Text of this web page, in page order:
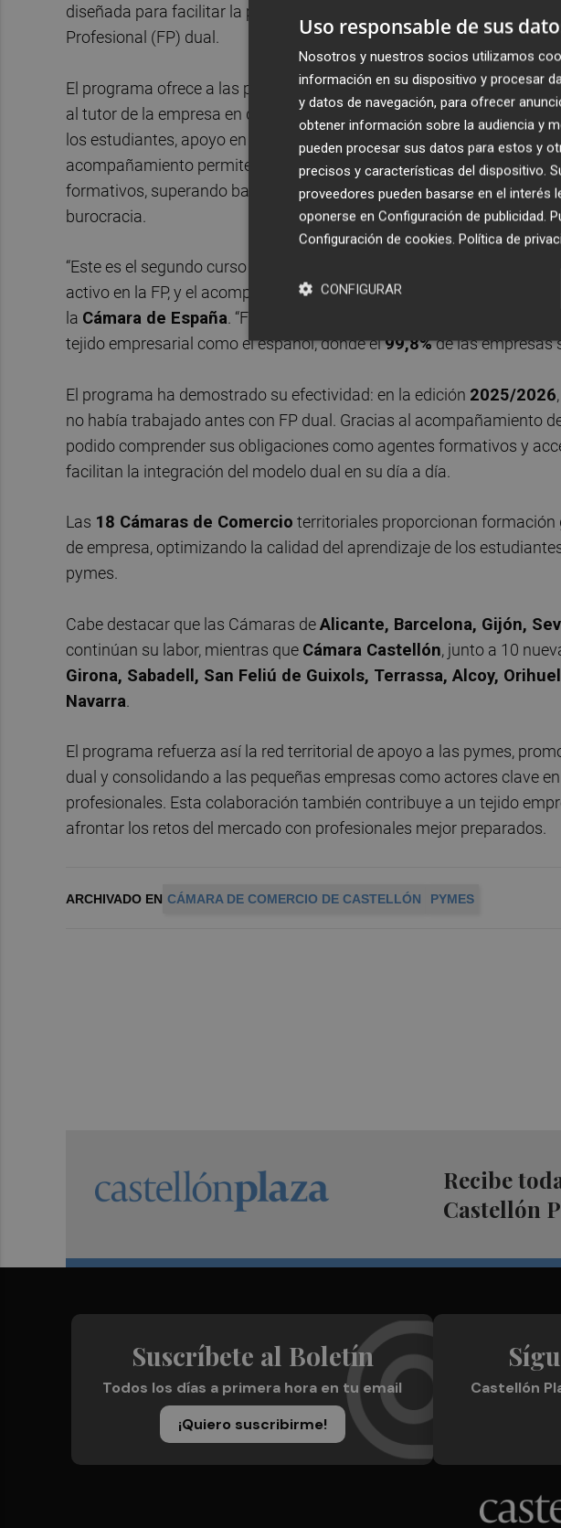
diseñada para facilitar la participación de pequeñas empresas en el
Profesional (FP) dual.
El programa ofrece a las pymes la figura deltutor externo , un
al tutor de la empresa en diversas tareas: coordinación con el centro
los estudiantes, apoyo en la planificación del aprendizaje y
acompañamiento permite a las pequeñas empresas asumir con
formativos, superando barreras históricas como la falta de personal,
burocracia.
“Este es el segundo curso escolar en el que las pymes y
activo en la FP, y el acompañamiento a los tutores es fundamental”,
la Cámara de España. “Facilitar esta transición es clave para el
tejido empresarial como el español, donde el99,8%de las empresas
El programa ha demostrado su efectividad: en la edición 2025/2026
no había trabajado antes con FP dual. Gracias al acompañamiento
podido comprender sus obligaciones como agentes formativos y
facilitan la integración del modelo dual en su día a día.
Las 18 Cámaras de Comercio territoriales proporcionan
de empresa, optimizando la calidad del aprendizaje de los
pymes.
Cabe destacar que las Cámaras deAlicante, Barcelona, Gijón,
continúan su labor, mientras que Cámara Castellón, junto a 10
Girona, Sabadell, San Feliú de Guixols, Terrassa, Alcoy,
Navarra.
El programa refuerza así la red territorial de apoyo a las pymes,
dual y consolidando a las pequeñas empresas como actores clave
profesionales. Esta colaboración también contribuye a un tejido
afrontar los retos del mercado con profesionales mejor preparados.
ARCHIVADO EN CÁMARA DE COMERCIO DE CASTELLÓN PYMES
Recibe
Castellón
Suscríbete al Boletín
Todos los días a primera hora en tu email
¡Quiero suscribirme!
Castellón
Uso responsable de sus
Nosotros y nuestros socios utilizamos
información en su dispositivo y procesar
y datos de navegación, para ofrecer
obtener información sobre la audiencia y
pueden procesar sus datos para estos y
precisos y características del dispositivo.
proveedores pueden basarse en el interés
oponerse en Configuración de publicidad.
Configuración de cookies. Política de
CONFIGURAR